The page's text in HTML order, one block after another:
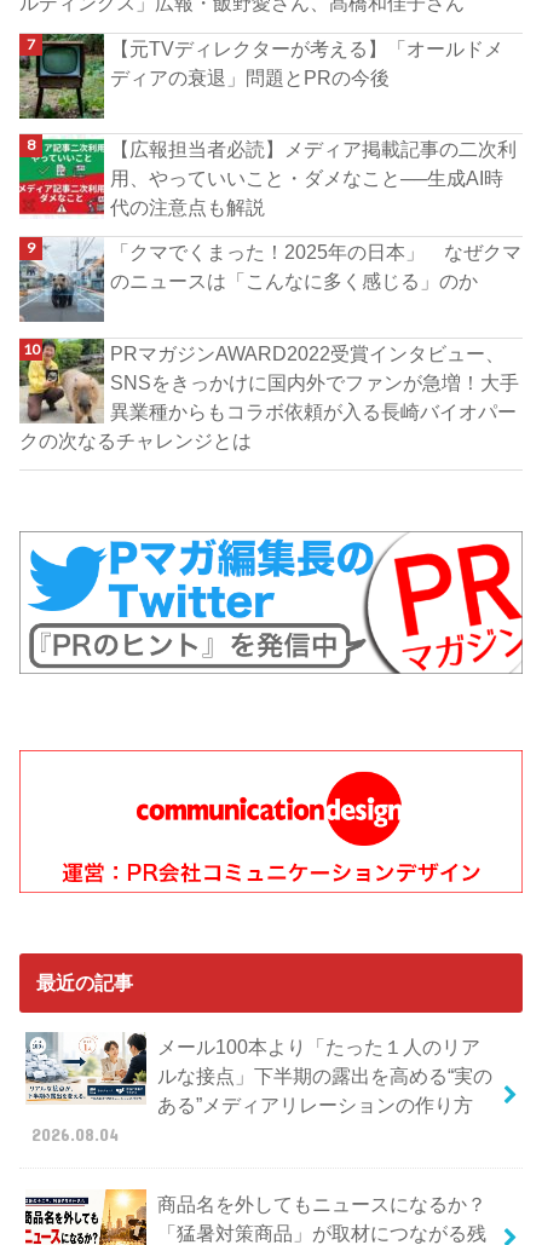
【元TVディレクターが考える】「オールドメ
ディアの衰退」問題とPRの今後
【広報担当者必読】メディア掲載記事の二次利
用、やっていいこと・ダメなこと──生成AI時
代の注意点も解説
「クマでくまった！2025年の日本」 なぜクマ
のニュースは「こんなに多く感じる」のか
PRマガジンAWARD2022受賞インタビュー、
SNSをきっかけに国内外でファンが急増！大手
異業種からもコラボ依頼が入る長崎バイオパー
クの次なるチャレンジとは
最近の記事
メール100本より「たった１人のリア
ルな接点」下半期の露出を高める“実の
ある”メディアリレーションの作り方
2026.08.04
商品名を外してもニュースになるか？
「猛暑対策商品」が取材につながる残